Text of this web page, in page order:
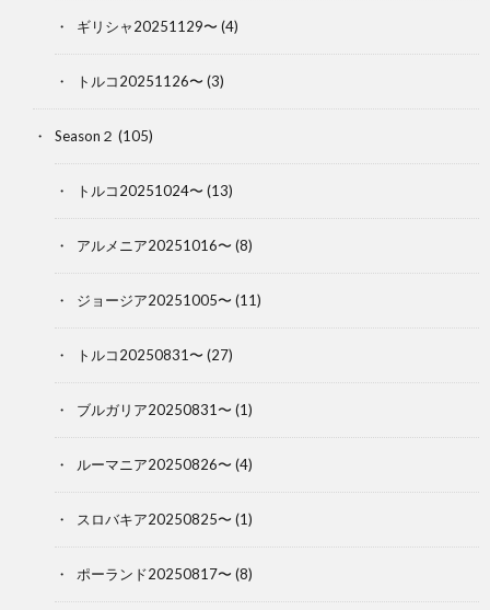
ギリシャ20251129〜 (4)
トルコ20251126〜 (3)
Season２ (105)
トルコ20251024〜 (13)
アルメニア20251016〜 (8)
ジョージア20251005〜 (11)
トルコ20250831〜 (27)
ブルガリア20250831〜 (1)
ルーマニア20250826〜 (4)
スロバキア20250825〜 (1)
ポーランド20250817〜 (8)